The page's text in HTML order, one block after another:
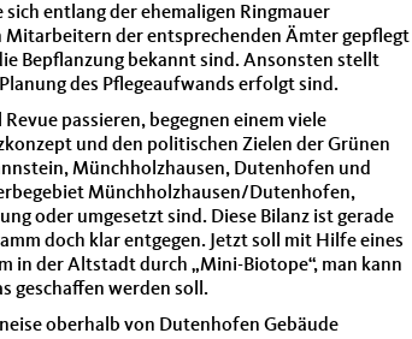
entlang der ehemaligen Ringmauer
Mitarbeitern der entsprechenden Ämter gepflegt
Bepflanzung bekannt sind. Ansonsten stellt
des Pflegeaufwands erfolgt sind.
passieren, begegnen einem viele
und den politischen Zielen der Grünen
Münchholzhausen, Dutenhofen und
Münchholzhausen/Dutenhofen,
oder umgesetzt sind. Diese Bilanz ist gerade
doch klar entgegen. Jetzt soll mit Hilfe eines
in der Altstadt durch „Mini-Biotope“, man kann
geschaffen werden soll.
oberhalb von Dutenhofen Gebäude